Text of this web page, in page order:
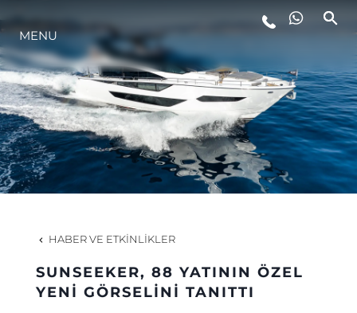
YAŞAM ŞEKLİ
YENILIK
ŞİRKET
MİRAS
MENU
HABER VE ETKINLIKLER
SUNSEEKER, 88 YATININ ÖZEL
YENİ GÖRSELİNİ TANITTI